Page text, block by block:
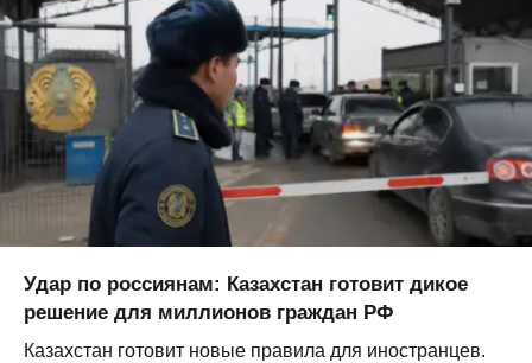
Удар по россиянам: Казахстан готовит дикое
решение для миллионов граждан РФ
Казахстан готовит новые правила для иностранцев.